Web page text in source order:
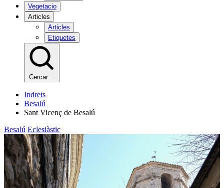
Vegetacio
Articles
Articles
Etiquetes
Cercar…
Indrets
Besalú
Sant Vicenç de Besalú
Besalú Eclesiàstic